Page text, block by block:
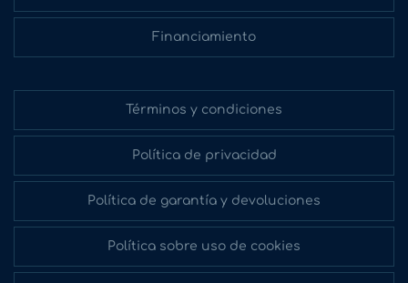
Financiamiento
Términos y condiciones
Política de privacidad
Política de garantía y devoluciones
Política sobre uso de cookies